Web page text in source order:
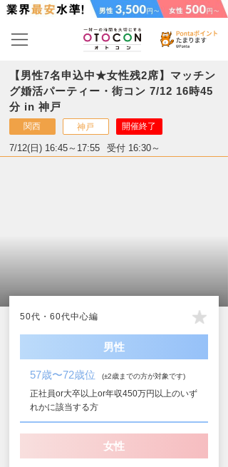
【男性7名申込中★女性残2席】マッチン
グ婚活パーティー・街コン 7/12 16時45
分 in 神戸
関西 神戸 開催終了
7/12(日) 16:45～17:55 受付 16:30～
50代・60代中心編
男性
57歳〜72歳位 (±2歳までの方が対象です)
正社員or大卒以上or年収450万円以上のいず
れかに該当する方
女性